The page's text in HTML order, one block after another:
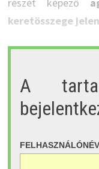
részét képező
keretösszege
A